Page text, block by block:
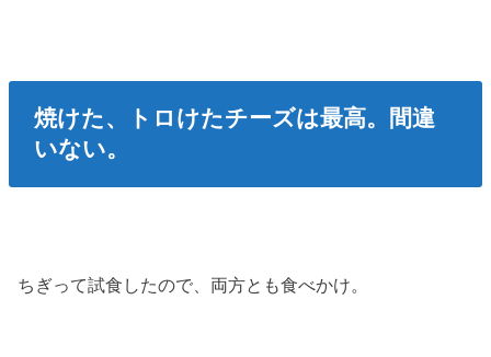
焼けた、トロけたチーズは最高。間違
いない。
ちぎって試食したので、両方とも食べかけ。